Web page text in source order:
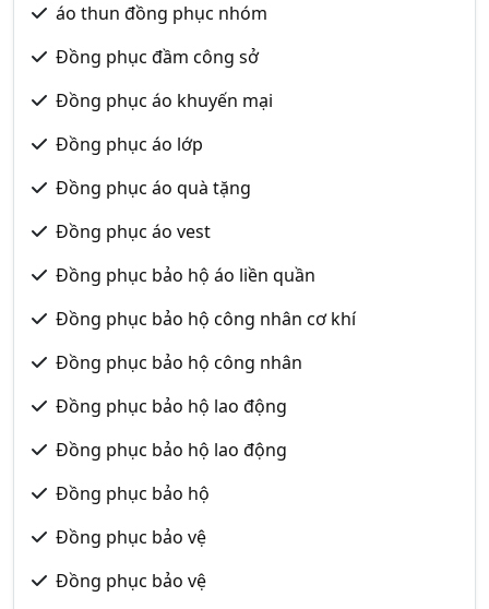
áo thun đồng phục nhóm
Đồng phục đầm công sở
Đồng phục áo khuyến mại
Đồng phục áo lớp
Đồng phục áo quà tặng
Đồng phục áo vest
Đồng phục bảo hộ áo liền quần
Đồng phục bảo hộ công nhân cơ khí
Đồng phục bảo hộ công nhân
Đồng phục bảo hộ lao động
Đồng phục bảo hộ lao động
Đồng phục bảo hộ
Đồng phục bảo vệ
Đồng phục bảo vệ